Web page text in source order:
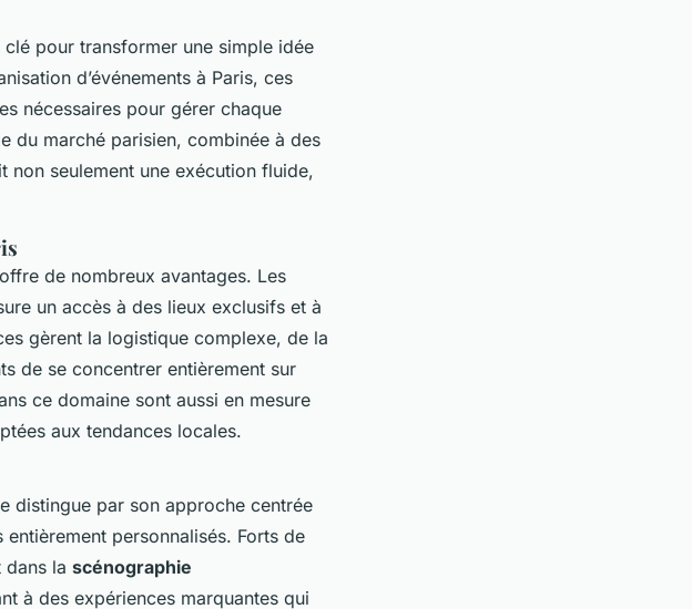
clé pour transformer une simple idée
d’événements à Paris, ces
nécessaires pour gérer chaque
du marché parisien, combinée à des
non seulement une exécution fluide,
offre de nombreux avantages. Les
un accès à des lieux exclusifs et à
gèrent la logistique complexe, de la
de se concentrer entièrement sur
ce domaine sont aussi en mesure
aux tendances locales.
distingue par son approche centrée
personnalisés. Forts de
la scénographie
à des expériences marquantes qui